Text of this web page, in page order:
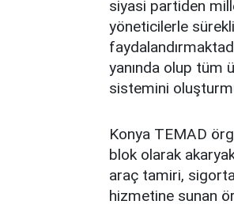
siyasi partiden
yöneticilerle
yanında olup tüm
sistemini
Konya TEMAD
blok olarak
araç tamiri,
hizmetine sunan